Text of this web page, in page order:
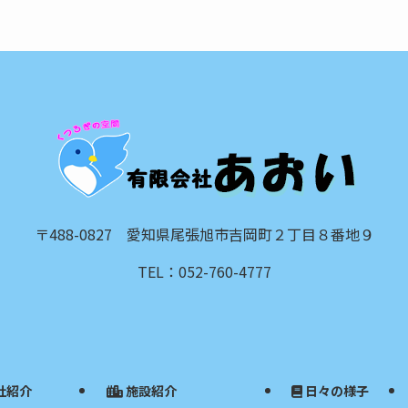
〒488-0827 愛知県尾張旭市吉岡町２丁目８番地９
TEL：052-760-4777
紹介 施設紹介 日々の様子